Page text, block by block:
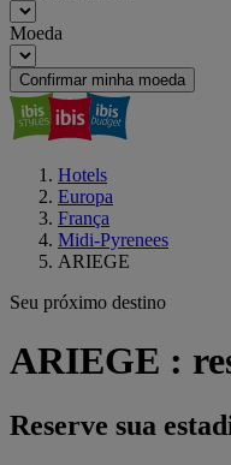
Moeda
Confirmar minha moeda
Hotels
Europa
França
Midi-Pyrenees
ARIEGE
Seu próximo destino
ARIEGE :
Reserve sua